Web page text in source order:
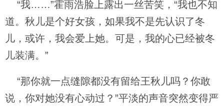
“我……”霍雨浩脸上露出一丝苦笑，“我也不知
道。秋儿是个好女孩，如果我不是先认识了冬
儿，或许，我会爱上她。可是，我的心已经被冬
儿装满。”
“那你就一点缝隙都没有留给王秋儿吗？你敢
说，你对她没有心动过？”平淡的声音突然变得严